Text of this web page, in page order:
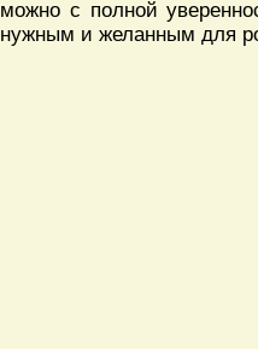
можно с полной
нужным и желанным для